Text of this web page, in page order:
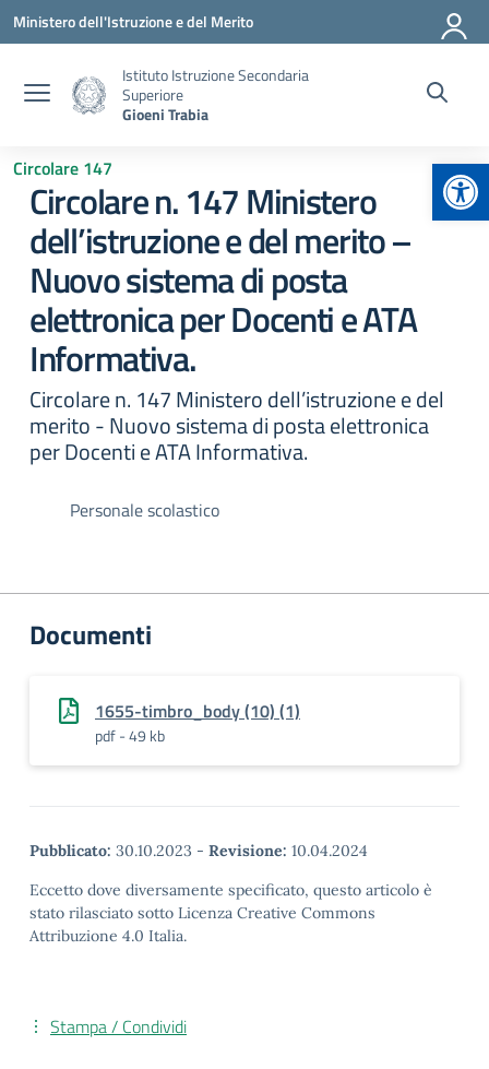
Vai ai contenuti
Vai al menu di navigazione
Vai al footer
Ministero dell'Istruzione e del Merito
Istituto Istruzione Secondaria
Superiore
Gioeni Trabia
Circolare 147
Circolare n. 147 Ministero
dell’istruzione e del merito –
Nuovo sistema di posta
elettronica per Docenti e ATA
Informativa.
Circolare n. 147 Ministero dell’istruzione e del
merito - Nuovo sistema di posta elettronica
per Docenti e ATA Informativa.
Personale scolastico
Documenti
1655-timbro_body (10) (1)
pdf - 49 kb
Pubblicato: 30.10.2023 - Revisione: 10.04.2024
Eccetto dove diversamente specificato, questo articolo è
stato rilasciato sotto Licenza Creative Commons
Attribuzione 4.0 Italia.
Stampa / Condividi